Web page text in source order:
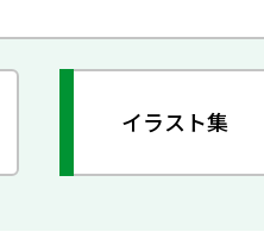
イラスト集